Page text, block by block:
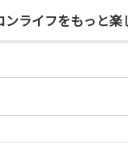
単なるパソコン好きのブログ